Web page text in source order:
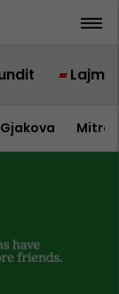
Lajme
Gjakova